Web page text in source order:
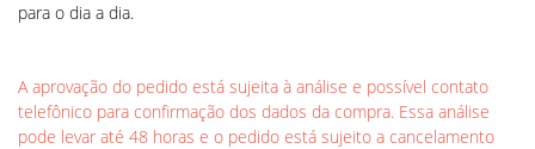
para o dia a dia.
A aprovação do pedido está sujeita à análise e possível contato
telefônico para confirmação dos dados da compra. Essa análise
pode levar até 48 horas e o pedido está sujeito a cancelamento